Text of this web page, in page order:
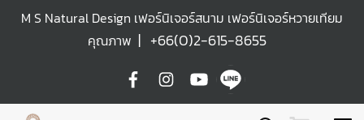
M S Natural Design เฟอร์นิเจอร์สนาม เฟอร์นิเจอร์หวายเทียม
คุณภาพ | +66(0)2-615-8655